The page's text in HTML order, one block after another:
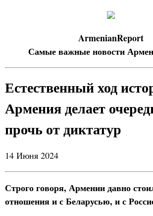
ArmenianReport
Самые важные новости
Естественный ход
Армения делает
прочь от диктатур
14 Июня 2024
Строго говоря, Армении давно
отношения и с Беларусью, и с